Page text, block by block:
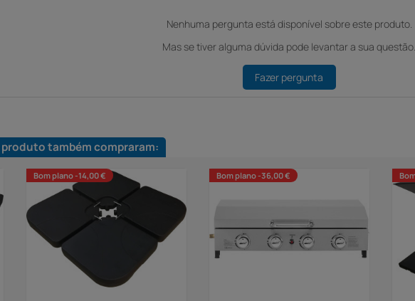
Nenhuma pergunta está disponível sobre este produto.
Mas se tiver alguma dúvida pode levantar a sua questão.
Fazer pergunta
também compraram:
Bom plano -14,00 € Bom plano -36,00 €